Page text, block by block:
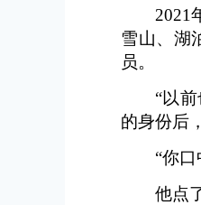
2021
雪山、湖
员。
“以
的身份后
“你口
他点